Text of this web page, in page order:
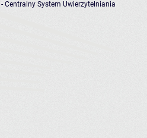
- Centralny System Uwierzytelniania